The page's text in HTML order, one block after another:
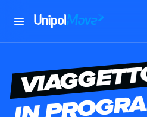
UnipolMove
IN